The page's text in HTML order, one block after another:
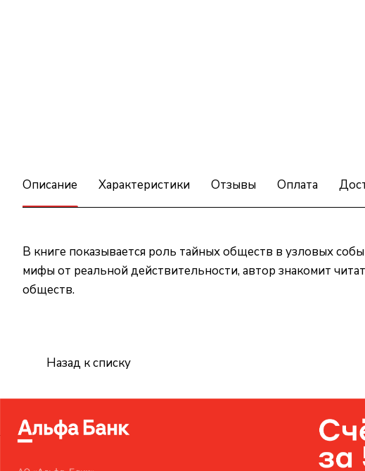
Описание Характеристики Отзывы Оплата
В книге показывается роль тайных обществ в узловых
мифы от реальной действительности, автор знакомит
обществ.
Назад к списку